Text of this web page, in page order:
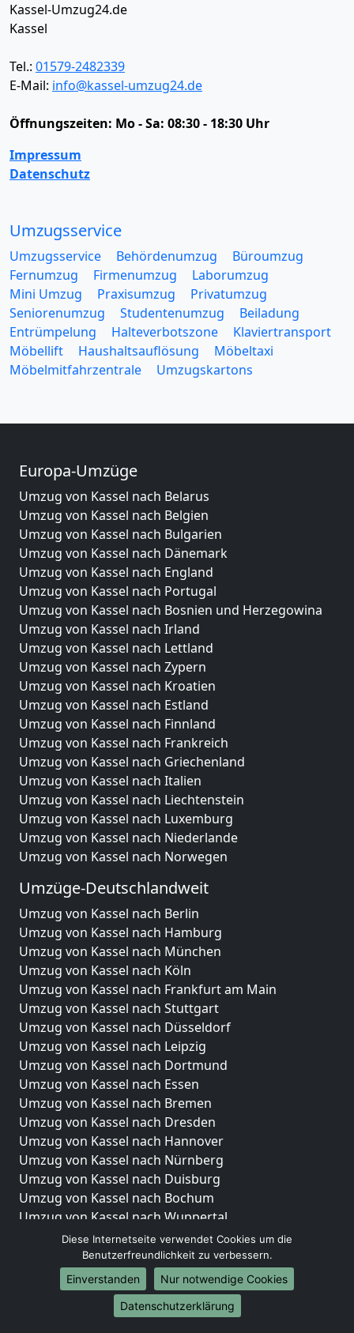
Kassel-Umzug24.de
Kassel
Tel.: 01579-2482339
E-Mail: info@kassel-umzug24.de
Öffnungszeiten: Mo - Sa: 08:30 - 18:30 Uhr
Impressum
Datenschutz
Umzugsservice
Umzugsservice Behördenumzug
Büroumzug
Fernumzug
Firmenumzug
Laborumzug
Mini Umzug
Praxisumzug
Privatumzug
Seniorenumzug
Studentenumzug
Beiladung
Entrümpelung
Halteverbotszone
Klaviertransport
Möbellift
Haushaltsauflösung
Möbeltaxi
Möbelmitfahrzentrale
Umzugskartons
Europa-Umzüge
Umzug von Kassel nach Belarus
Umzug von Kassel nach Belgien
Umzug von Kassel nach Bulgarien
Umzug von Kassel nach Dänemark
Umzug von Kassel nach England
Umzug von Kassel nach Portugal
Umzug von Kassel nach Bosnien und Herzegowina
Umzug von Kassel nach Irland
Umzug von Kassel nach Lettland
Umzug von Kassel nach Zypern
Umzug von Kassel nach Kroatien
Umzug von Kassel nach Estland
Umzug von Kassel nach Finnland
Umzug von Kassel nach Frankreich
Umzug von Kassel nach Griechenland
Umzug von Kassel nach Italien
Umzug von Kassel nach Liechtenstein
Umzug von Kassel nach Luxemburg
Umzug von Kassel nach Niederlande
Umzug von Kassel nach Norwegen
Umzüge-Deutschlandweit
Umzug von Kassel nach Berlin
Umzug von Kassel nach Hamburg
Umzug von Kassel nach München
Umzug von Kassel nach Köln
Umzug von Kassel nach Frankfurt am Main
Umzug von Kassel nach Stuttgart
Umzug von Kassel nach Düsseldorf
Umzug von Kassel nach Leipzig
Umzug von Kassel nach Dortmund
Umzug von Kassel nach Essen
Umzug von Kassel nach Bremen
Umzug von Kassel nach Dresden
Umzug von Kassel nach Hannover
Umzug von Kassel nach Nürnberg
Umzug von Kassel nach Duisburg
Umzug von Kassel nach Bochum
Umzug von Kassel nach Wuppertal
Umzug von Kassel nach Bielefeld
Umzug von Kassel nach Bonn
Umzug von Kassel nach Münster
Internationale-Umzüge
Diese Internetseite verwendet Cookies um die
Benutzerfreundlichkeit zu verbessern.
Einverstanden
Nur notwendige Cookies
Datenschutzerklärung